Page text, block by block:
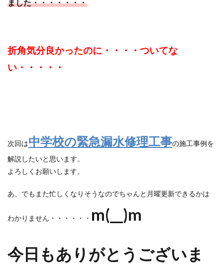
ました・・・・・・・
折角気分良かったのに・・・・ついてな
い・・・・・
次回は中学校の緊急漏水修理工事の施工事例を
解説したいと思います。
よろしくお願いします。
あ、でもまた忙しくなりそうなのでちゃんと月曜更新できるかは
わかりません・・・・・・ m(__)m
今日もありがとうございま